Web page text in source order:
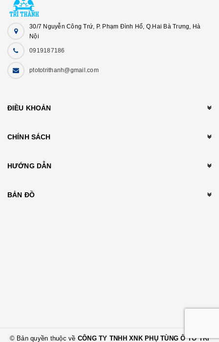
30/7 Nguyễn Công Trứ, P. Phạm Đình Hổ, Q.Hai Bà Trưng, Hà
Nội
0919187186
ptototrithanh@gmail.com
ĐIỀU KHOẢN
CHÍNH SÁCH
HƯỚNG DẪN
BẢN ĐỒ
© Bản quyền thuộc về CÔNG TY TNHH XNK PHỤ TÙNG Ô TÔ TRÍ